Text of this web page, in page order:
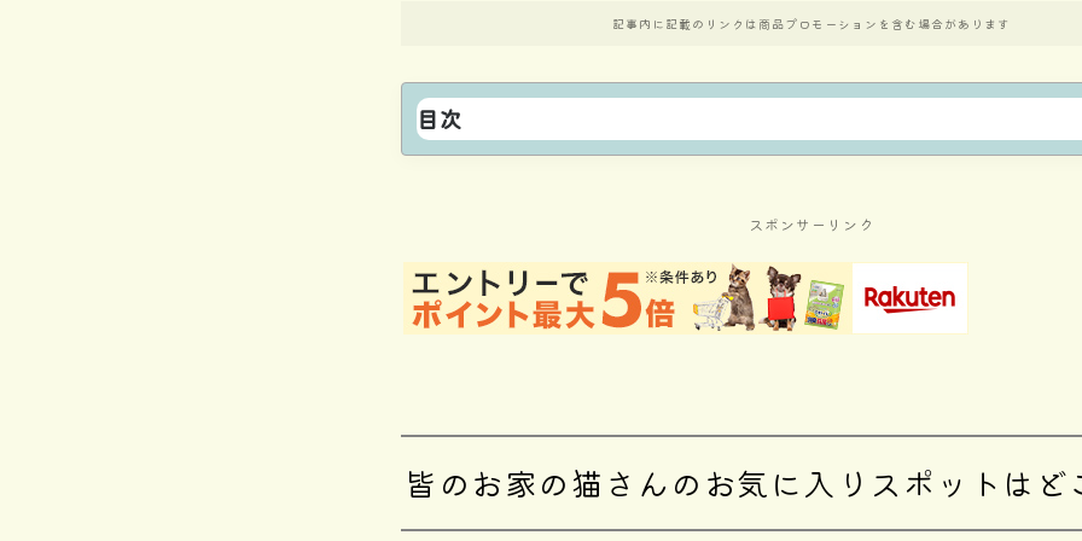
記事内に記載のリンクは商品プロモーションを含む場合があります
目次
スポンサーリンク
皆のお家の猫さんのお気に入りスポットはど